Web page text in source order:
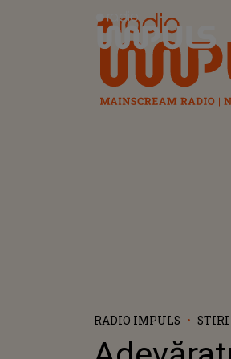
Radio Impuls
RADIO IMPULS STIRI